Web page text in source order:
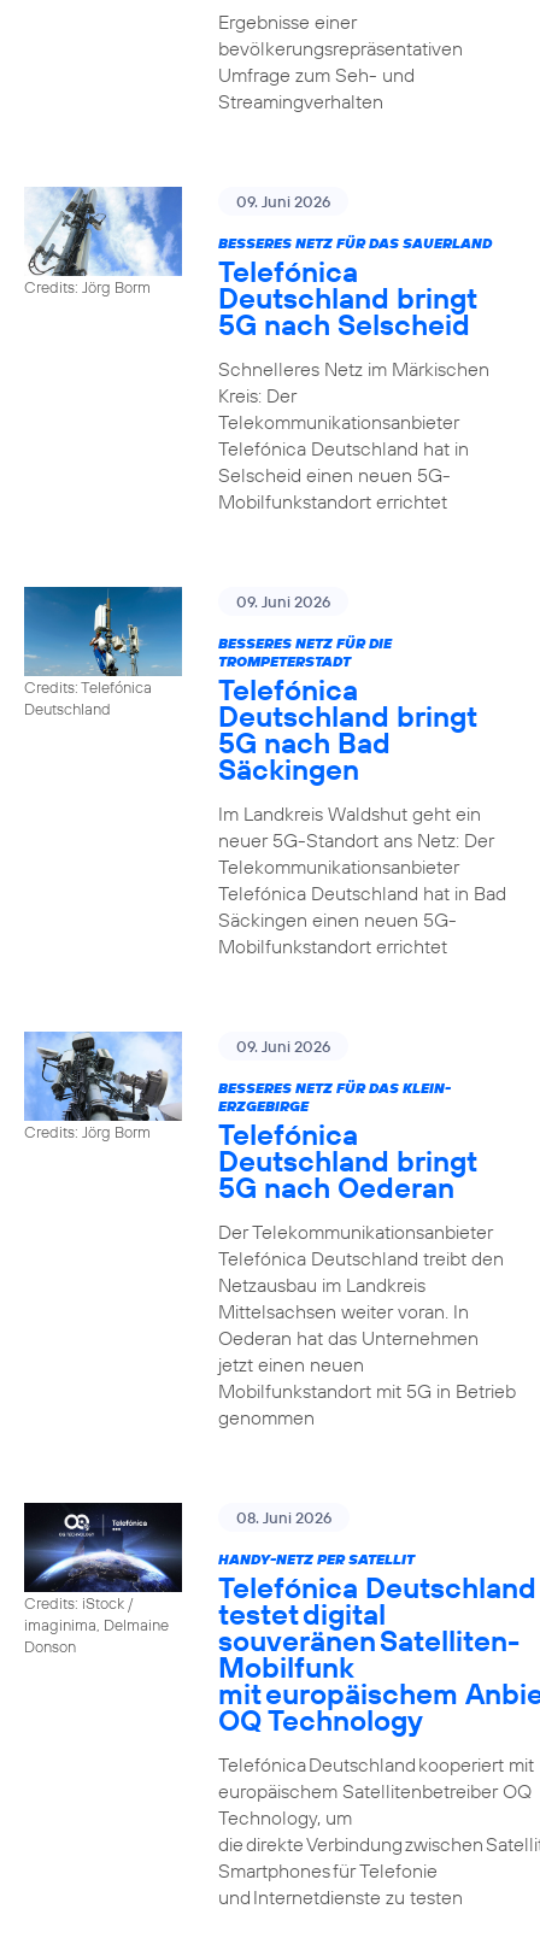
Ergebnisse einer
bevölkerungsrepräsentativen
Umfrage zum Seh- und
Streamingverhalten
Credits: Jörg Borm
09. Juni 2026
BESSERES NETZ FÜR DAS SAUERLAND
Telefónica
Deutschland bringt
5G nach Selscheid
Schnelleres Netz im Märkischen
Kreis: Der
Telekommunikationsanbieter
Telefónica Deutschland hat in
Selscheid einen neuen 5G-
Mobilfunkstandort errichtet
Credits: Telefónica
Deutschland
09. Juni 2026
BESSERES NETZ FÜR DIE
TROMPETERSTADT
Telefónica
Deutschland bringt
5G nach Bad
Säckingen
Im Landkreis Waldshut geht ein
neuer 5G-Standort ans Netz: Der
Telekommunikationsanbieter
Telefónica Deutschland hat in Bad
Säckingen einen neuen 5G-
Mobilfunkstandort errichtet
Credits: Jörg Borm
09. Juni 2026
BESSERES NETZ FÜR DAS KLEIN-
ERZGEBIRGE
Telefónica
Deutschland bringt
5G nach Oederan
Der Telekommunikationsanbieter
Telefónica Deutschland treibt den
Netzausbau im Landkreis
Mittelsachsen weiter voran. In
Oederan hat das Unternehmen
jetzt einen neuen
Mobilfunkstandort mit 5G in Betrieb
genommen
Credits: iStock /
imaginima, Delmaine
Donson
08. Juni 2026
HANDY-NETZ PER SATELLIT
Telefónica Deutschland
testet digital
souveränen Satelliten-
Mobilfunk
mit europäischem
OQ Technology
Telefónica Deutschland kooperiert mit
europäischem Satellitenbetreiber OQ
Technology, um
die direkte Verbindung zwischen
Smartphones für Telefonie
und Internetdienste zu testen